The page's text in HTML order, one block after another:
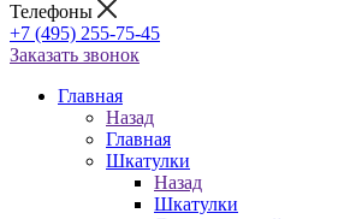
Телефоны
+7 (495) 255-75-45
Заказать звонок
Главная
Назад
Главная
Шкатулки
Назад
Шкатулки